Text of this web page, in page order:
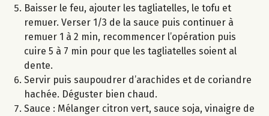
Baisser le feu, ajouter les tagliatelles, le tofu et
remuer. Verser 1/3 de la sauce puis continuer à
remuer 1 à 2 min, recommencer l’opération puis
cuire 5 à 7 min pour que les tagliatelles soient al
dente.
Servir puis saupoudrer d’arachides et de coriandre
hachée. Déguster bien chaud.
Sauce : Mélanger citron vert, sauce soja, vinaigre de